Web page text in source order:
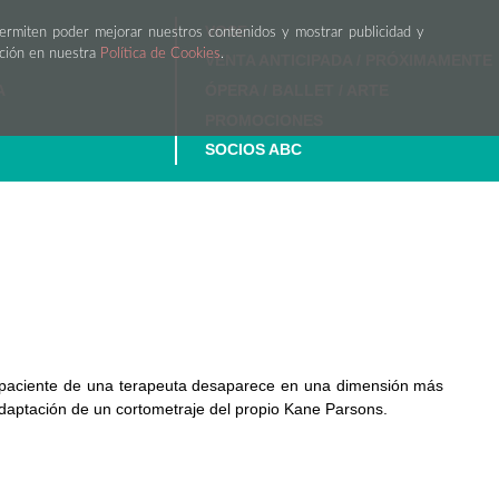
poder mejorar nuestros contenidos y mostrar publicidad y
en nuestra Política de Cookies.
VOSE
VENTA ANTICIPADA / PRÓXIMAMENTE
SOCIOS ABC
de una terapeuta desaparece en una dimensión más
de un cortometraje del propio Kane Parsons.